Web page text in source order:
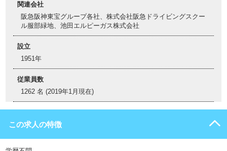
関連会社
阪急阪神東宝グループ各社、株式会社阪急ドライビングスクー
ル服部緑地、池田エルピーガス株式会社
設立
1951年
従業員数
1262 名 (2019年1月現在)
この求人の特徴